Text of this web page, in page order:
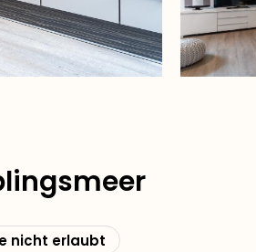
nicht erlaubt